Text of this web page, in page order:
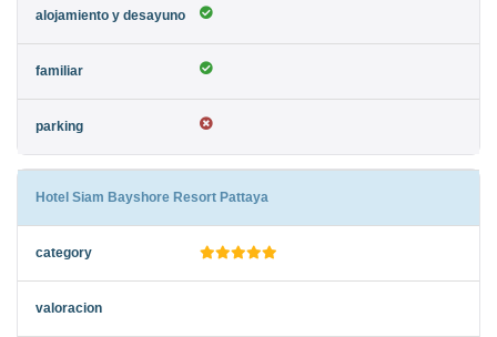
Hotel Siam Bayshore Resort Pattaya